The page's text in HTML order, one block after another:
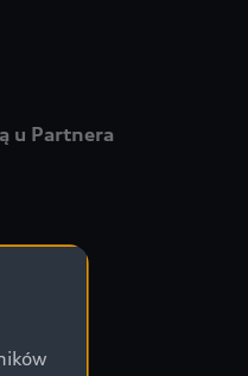
u Partnera